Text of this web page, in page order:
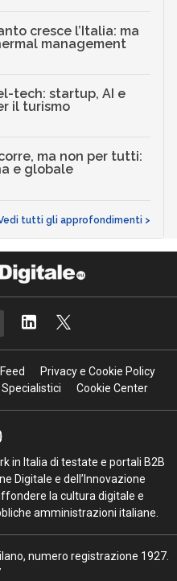
cresce l’Italia: ma
management
tech: startup, AI e
il turismo
ma non per tutti:
e globale
tutti gli approfondimenti >
Privacy e Cookie Policy
Cookie Center
in Italia di testate e portali B2B
Digitale e dell’Innovazione
la cultura digitale e
amministrazioni italiane.
numero registrazione 1927.